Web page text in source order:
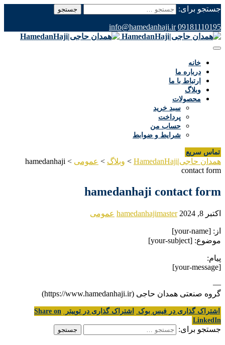
جستجو برای:
09181110195
info@hamedanhaji.ir
خانه
درباره ما
ارتباط با ما
وبلاگ
محصولات
سبد خرید
پرداخت
حساب من
شرایط و ضوابط
تماس سریع
همدان حاجی|HamedanHaji > وبلاگ > عمومی >
hamedanhaji
contact form
hamedanhaji contact form
اکتبر 8, 2024 hamedanhajimaster عمومی
از: [your-name]
موضوع: [your-subject]
پیام:
[your-message]
—
گروه صنعتی همدان حاجی (https://www.hamedanhaji.ir)
اشتراک گذاری در فیس بوک اشتراک گذاری در توییتر
Share on
LinkedIn
جستجو برای: